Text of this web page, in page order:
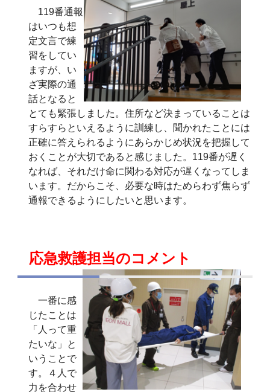
119番通報
はいつも想
定文言で練
習をしてい
ますが、い
ざ実際の通
話となると
とても緊張しました。住所など決まっていることは
すらすらといえるように訓練し、聞かれたことには
正確に答えられるようにあらかじめ状況を把握して
おくことが大切であると感じました。119番が遅く
なれば、それだけ命に関わる対応が遅くなってしま
います。だからこそ、必要な時はためらわず焦らず
通報できるようにしたいと思います。
応急救護担当のコメント
一番に感
じたことは
「人って重
たいな」と
いうことで
す。４人で
力を合わせ